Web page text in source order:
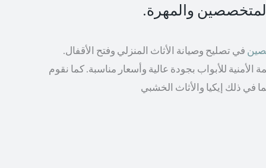
والمهرة.
في تصليح وصيانة الأثاث المنزلي وفتح الأقفال.
للأبواب بجودة عالية وأسعار مناسبة. كما نقوم